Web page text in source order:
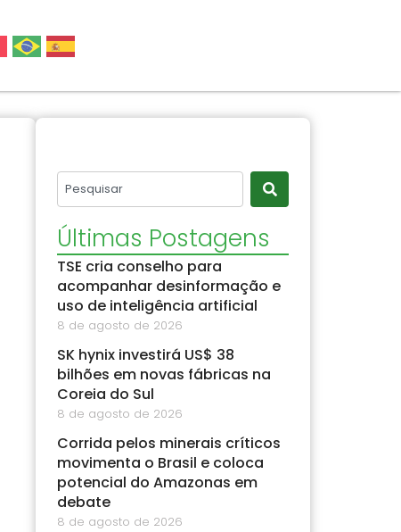
Últimas Postagens
TSE cria conselho para
acompanhar desinformação e
uso de inteligência artificial
8 de agosto de 2026
SK hynix investirá US$ 38
bilhões em novas fábricas na
Coreia do Sul
8 de agosto de 2026
Corrida pelos minerais críticos
movimenta o Brasil e coloca
potencial do Amazonas em
debate
8 de agosto de 2026